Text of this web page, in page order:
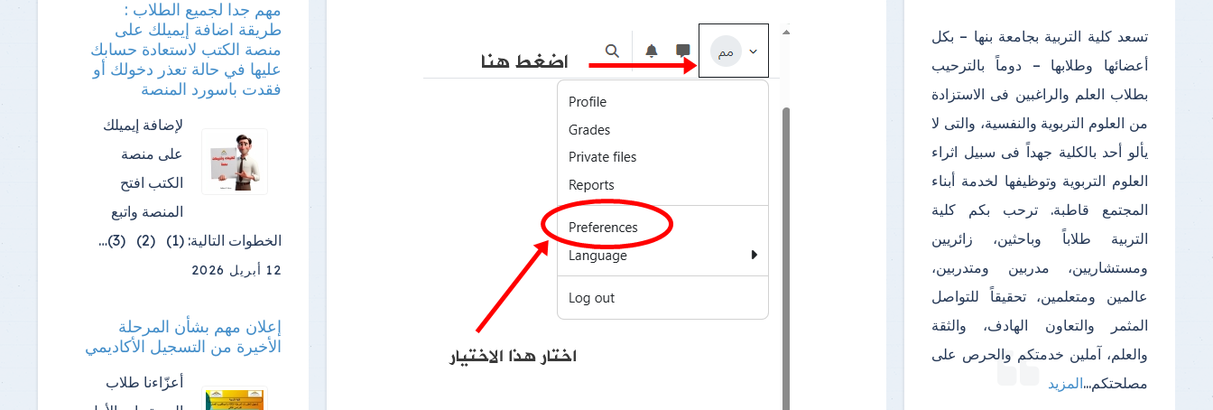
تسعد كلية التربية بجامعة بنها – بكل
أعضائها وطلابها – دوماً بالترحيب
بطلاب العلم والراغبين فى الاستزادة
من العلوم التربوية والنفسية، والتى لا
يألو أحد بالكلية جهداً فى سبيل اثراء
العلوم التربوية وتوظيفها لخدمة أبناء
المجتمع قاطبة. ترحب بكم كلية
التربية طلاباً وباحثين، زائريين
ومستشاريين، مدربين ومتدربين،
عالمين ومتعلمين، تحقيقاً للتواصل
المثمر والتعاون الهادف، والثقة
والعلم، آملين خدمتكم والحرص على
مصلحتكم...المزيد
مهم جدا لجميع الطلاب :
طريقة اضافة إيميلك على
منصة الكتب لاستعادة حسابك
عليها في حالة تعذر دخولك أو
فقدت باسورد المنصة
لإضافة إيميلك
على منصة
الكتب افتح
المنصة واتبع
الخطوات التالية: (1) (2) (3)…
12 أبريل 2026
إعلان مهم بشأن المرحلة
الأخيرة من التسجيل الأكاديمي
أعزّاءنا طلاب